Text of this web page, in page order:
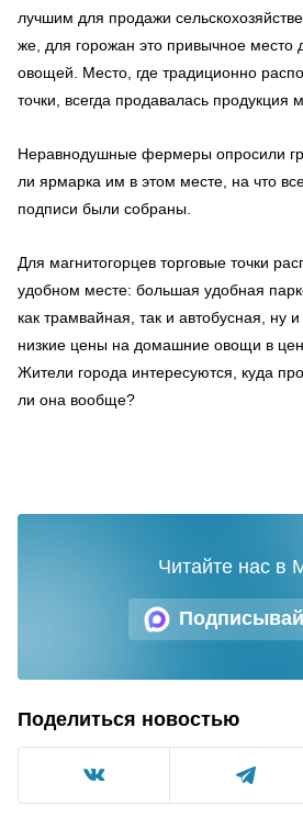
лучшим для продажи
же, для горожан это привычное место
овощей. Место, где традиционно
точки, всегда продавалась продукция
Неравнодушные фермеры опросили
ли ярмарка им в этом месте, на что
подписи были собраны.
Для магнитогорцев торговые точки
удобном месте: большая удобная
как трамвайная, так и автобусная, ну
низкие цены на домашние овощи в
Жители города интересуются, куда
ли она вообще?
Читайте нас в
Поделиться новостью